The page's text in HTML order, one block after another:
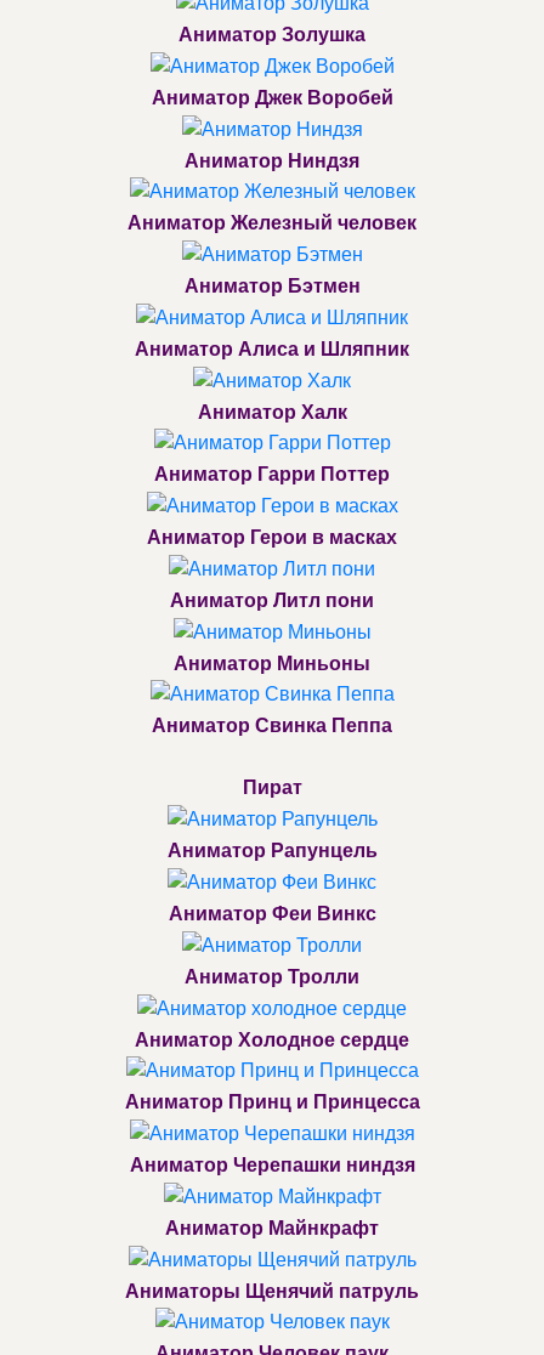
Аниматор Золушка
Аниматор Джек Воробей
Аниматор Ниндзя
Аниматор Железный человек
Аниматор Бэтмен
Аниматор Алиса и Шляпник
Аниматор Халк
Аниматор Гарри Поттер
Аниматор Герои в масках
Аниматор Литл пони
Аниматор Миньоны
Аниматор Свинка Пеппа
Пират
Аниматор Рапунцель
Аниматор Феи Винкс
Аниматор Тролли
Аниматор Холодное сердце
Аниматор Принц и Принцесса
Аниматор Черепашки ниндзя
Аниматор Майнкрафт
Аниматоры Щенячий патруль